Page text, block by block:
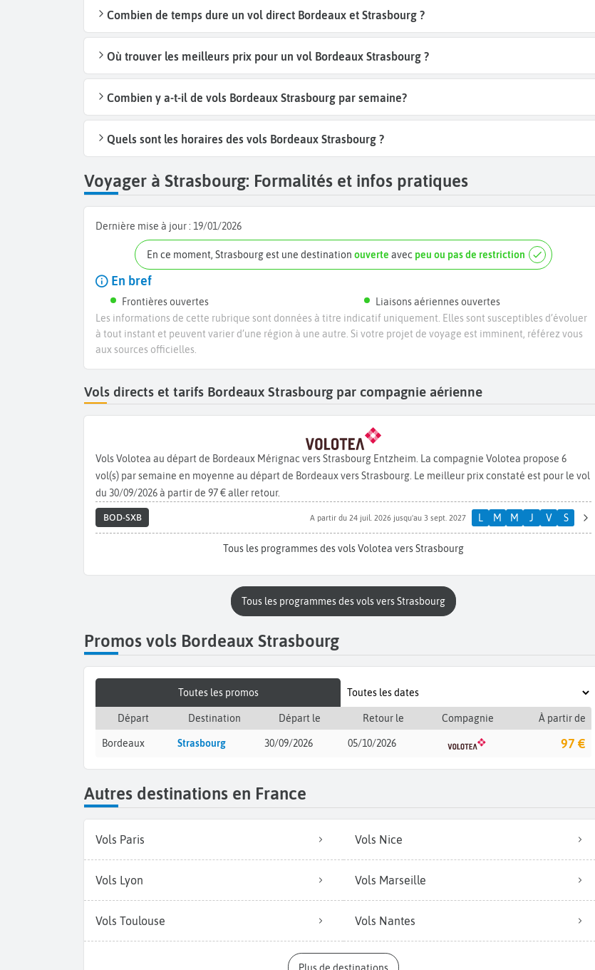
Combien de temps dure un vol direct Bordeaux et Strasbourg ?
Où trouver les meilleurs prix pour un vol Bordeaux Strasbourg ?
Combien y a-t-il de vols Bordeaux Strasbourg par semaine?
Quels sont les horaires des vols Bordeaux Strasbourg ?
Voyager à Strasbourg: Formalités et infos pratiques
Dernière mise à jour : 19/01/2026
En ce moment, Strasbourg est une destinationouverte avec peu ou pas de restriction
En bref
Frontières ouvertes
Liaisons aériennes ouvertes
Les informations de cette rubrique sont données à titre indicatif uniquement. Elles sont susceptibles d’évoluer
à tout instant et peuvent varier d’une région à une autre. Si votre projet de voyage est imminent, référez vous
aux sources officielles.
Vols directs et tarifs Bordeaux Strasbourg par compagnie aérienne
Vols Volotea au départ de Bordeaux Mérignac vers Strasbourg Entzheim. La compagnie Volotea propose 6
vol(s) par semaine en moyenne au départ de Bordeaux vers Strasbourg. Le meilleur prix constaté est pour le vol
du 30/09/2026 à partir de 97 € aller retour.
BOD-SXB A partir du 24 juil. 2026 jusqu'au 3 sept. 2027 L M M J V S
Tous les programmes des vols Volotea vers Strasbourg
Tous les programmes des vols vers Strasbourg
Promos vols Bordeaux Strasbourg
Toutes les promos
Départ Destination Départ le Retour le Compagnie À partir de
Bordeaux Strasbourg 30/09/2026 05/10/2026 97 €
Autres destinations en France
Vols Paris Vols Nice
Vols Lyon Vols Marseille
Vols Toulouse Vols Nantes